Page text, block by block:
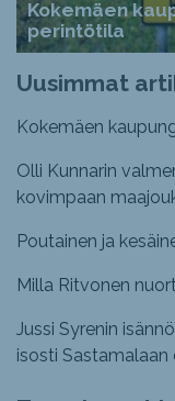
Kokemäen
perintötila
Uusimmat
Kokemäen
Olli Kunnarin
kovimpaan
Poutainen ja
Milla Ritvonen
Jussi Syrenin
isosti Sastamalaan